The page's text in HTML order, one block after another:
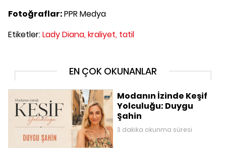
Fotoğraflar:PPR Medya
Etiketler:Lady Diana,kraliyet, tatil
EN ÇOK OKUNANLAR
Modanın İzinde Keşif
Yolculuğu: Duygu
Şahin
3 dakika okunma süresi